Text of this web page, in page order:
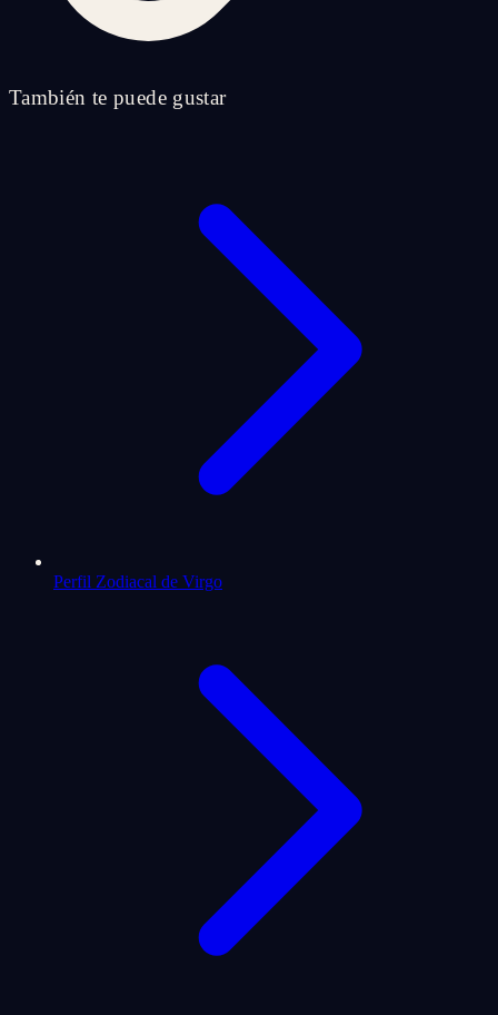
También te puede gustar
Perfil Zodiacal de Virgo